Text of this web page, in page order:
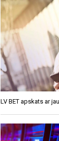
LV BET apskats ar